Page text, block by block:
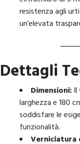
resistenza agli
un’elevata
Dettagli
Dimensioni:
larghezza e 180
soddisfare le
funzionalità.
Verniciatura